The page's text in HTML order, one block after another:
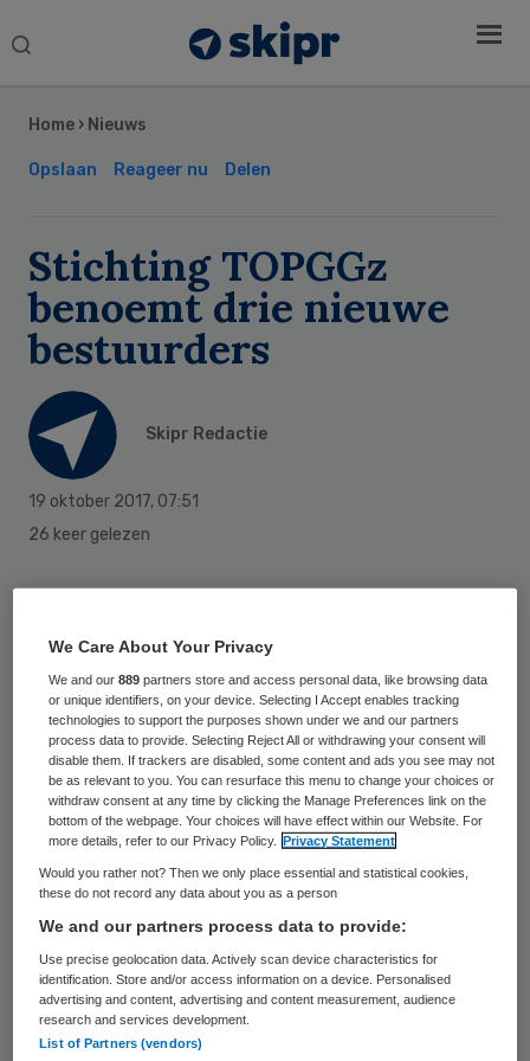
Search
Home › Nieuws
Opslaan Reageer nu Delen
Stichting TOPGGz
benoemt drie nieuwe
bestuurders
Skipr Redactie
19 oktober 2017, 07:51
26 keer gelezen
heeft een drietal nieuwe bestuursleden
benoemd. Het gaat om Marc Blom van de
Parnassia Groep, Ernst Klunder van
Dimence en Lex de Grunt van Altrecht.
De stichting TOPGGz beheert het
gelijknamige keurmerk voor
hooggespecialiseerde patiëntenzorg in
onderzoek, innovatieve behandelingen en
kennisspreiding. Formeel wordt de
benoeming van de nieuwe bestuursleden
bekrachtigd in de TOPGGz-
Sidebar
We Care About Your Privacy
We and our889 partners store and access personal data, like browsing data
or unique identifiers, on your device. Selecting I Accept enables tracking
technologies to support the purposes shown under we and our partners
process data to provide. Selecting Reject All or withdrawing your consent will
disable them. If trackers are disabled, some content and ads you see may not
be as relevant to you. You can resurface this menu to change your choices or
withdraw consent at any time by clicking the Manage Preferences link on the
bottom of the webpage. Your choices will have effect within our Website. For
more details, refer to our Privacy Policy.
Privacy Statement
Would you rather not? Then we only place essential and statistical cookies,
these do not record any data about you as a person
We and our partners process data to provide:
Use precise geolocation data. Actively scan device characteristics for
identification. Store and/or access information on a device. Personalised
advertising and content, advertising and content measurement, audience
research and services development.
List of Partners (vendors)